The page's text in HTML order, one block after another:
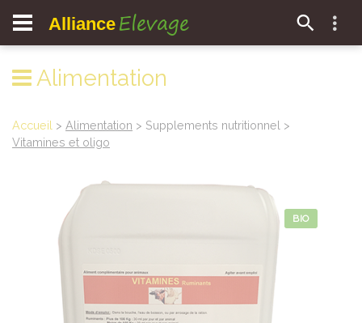
Alliance Elevage
Alimentation
Accueil > Alimentation > Supplements nutritionnel >
Vitamines et oligo
BIO